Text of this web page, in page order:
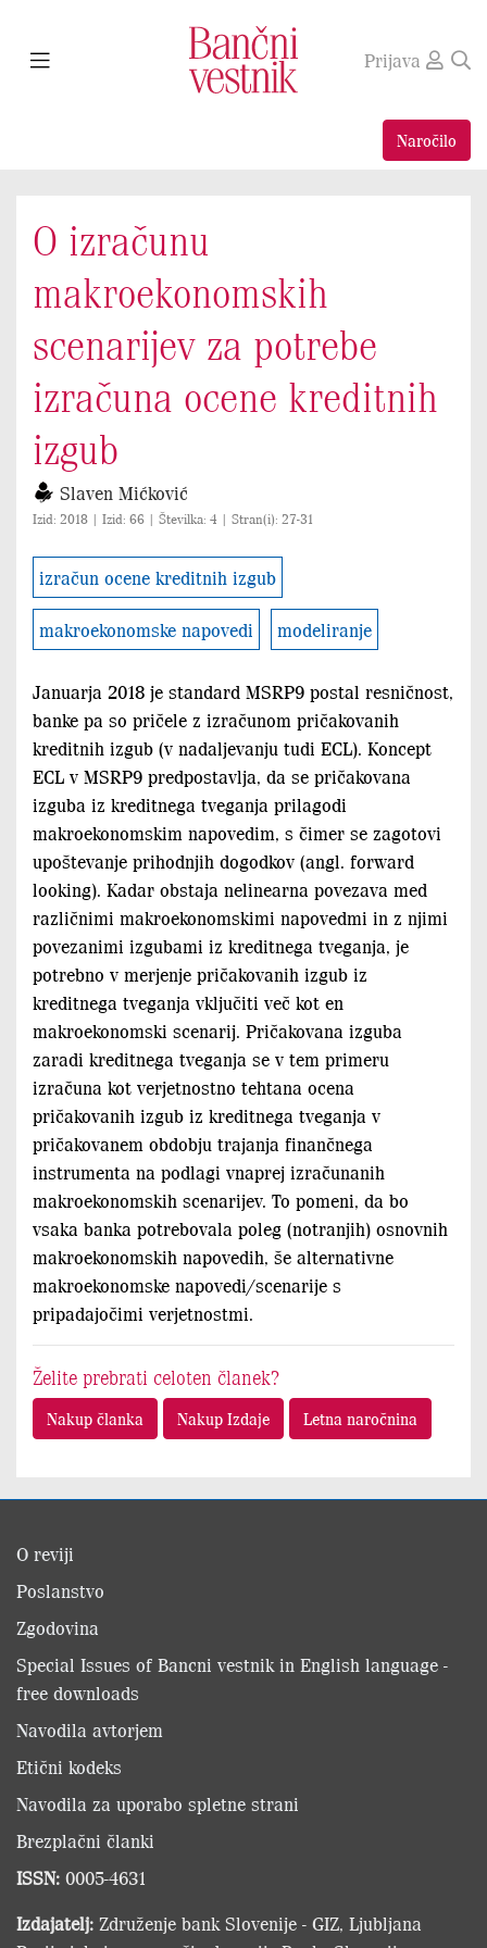
Prijava
Naročilo
O izračunu
makroekonomskih
scenarijev za potrebe
izračuna ocene kreditnih
izgub
Slaven Mićković
Izid: 2018 | Izid: 66 | Številka: 4 | Stran(i): 27-31
izračun ocene kreditnih izgub
makroekonomske napovedi modeliranje
Januarja 2018 je standard MSRP9 postal resničnost,
banke pa so pričele z izračunom pričakovanih
kreditnih izgub (v nadaljevanju tudi ECL). Koncept
ECL v MSRP9 predpostavlja, da se pričakovana
izguba iz kreditnega tveganja prilagodi
makroekonomskim napovedim, s čimer se zagotovi
upoštevanje prihodnjih dogodkov (angl. forward
looking). Kadar obstaja nelinearna povezava med
različnimi makroekonomskimi napovedmi in z njimi
povezanimi izgubami iz kreditnega tveganja, je
potrebno v merjenje pričakovanih izgub iz
kreditnega tveganja vključiti več kot en
makroekonomski scenarij. Pričakovana izguba
zaradi kreditnega tveganja se v tem primeru
izračuna kot verjetnostno tehtana ocena
pričakovanih izgub iz kreditnega tveganja v
pričakovanem obdobju trajanja finančnega
instrumenta na podlagi vnaprej izračunanih
makroekonomskih scenarijev. To pomeni, da bo
vsaka banka potrebovala poleg (notranjih) osnovnih
makroekonomskih napovedih, še alternativne
makroekonomske napovedi/scenarije s
pripadajočimi verjetnostmi.
Želite prebrati celoten članek?
Nakup članka Nakup Izdaje Letna naročnina
O reviji
Poslanstvo
Zgodovina
Special Issues of Bancni vestnik in English language -
free downloads
Navodila avtorjem
Etični kodeks
Navodila za uporabo spletne strani
Brezplačni članki
ISSN: 0005-4631
Izdajatelj: Združenje bank Slovenije - GIZ, Ljubljana